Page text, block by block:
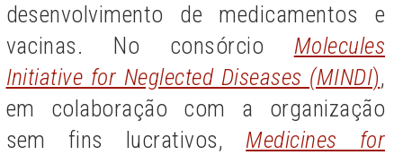
desenvolvimento de medicamentos e
vacinas. No consórcio Molecules
Initiative for Neglected Diseases (MINDI),
em colaboração com a organização
sem fins lucrativos,Medicines for